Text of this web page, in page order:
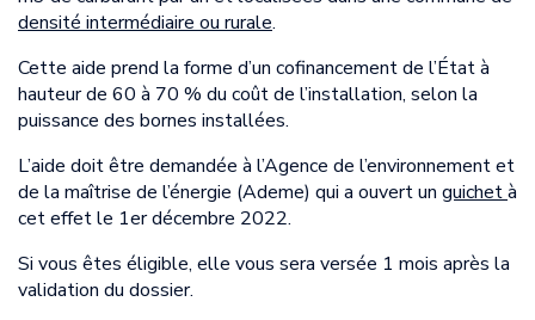
densité intermédiaire ou rurale.
Cette aide prend la forme d’un cofinancement de l’État à
hauteur de 60 à 70 % du coût de l’installation, selon la
puissance des bornes installées.
L’aide doit être demandée à l’Agence de l’environnement et
de la maîtrise de l’énergie (Ademe) qui a ouvert un guichetà
cet effet le 1er décembre 2022.
Si vous êtes éligible, elle vous sera versée 1 mois après la
validation du dossier.